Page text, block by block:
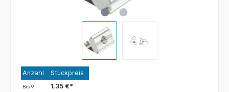
Anzahl Stückpreis
Bis9 1,35 €*